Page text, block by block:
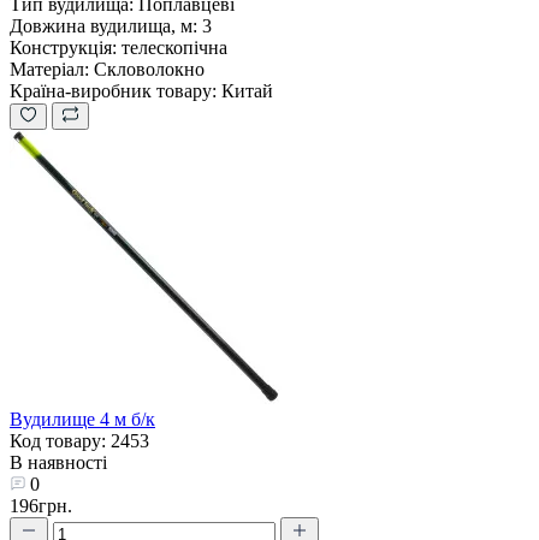
Довжина вудилища, м: 3
Конструкція: телескопічна
Матеріал: Скловолокно
Країна-виробник товару: Китай
Вудилище 4 м б/к
Код товару: 2453
В наявності
0
196грн.